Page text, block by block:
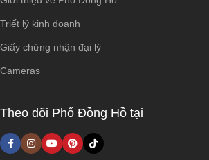
Triết lý kinh doanh
Giấy chứng nhận đại lý
Cameras
Theo dõi Phố Đồng Hồ tại